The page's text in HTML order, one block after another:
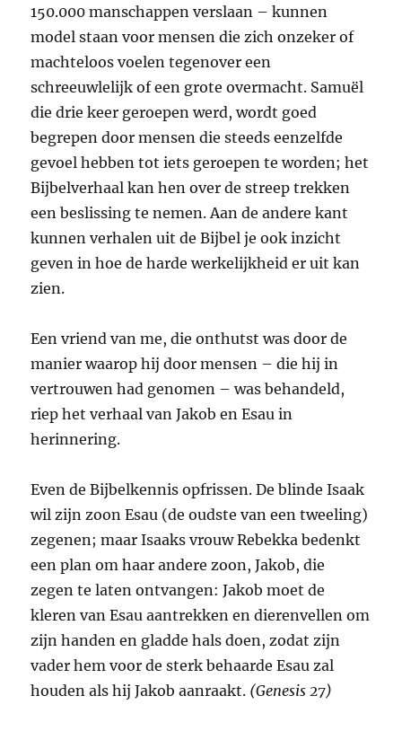
150.000 manschappen verslaan – kunnen
model staan voor mensen die zich onzeker of
machteloos voelen tegenover een
schreeuwlelijk of een grote overmacht. Samuël
die drie keer geroepen werd, wordt goed
begrepen door mensen die steeds eenzelfde
gevoel hebben tot iets geroepen te worden; het
Bijbelverhaal kan hen over de streep trekken
een beslissing te nemen. Aan de andere kant
kunnen verhalen uit de Bijbel je ook inzicht
geven in hoe de harde werkelijkheid er uit kan
zien.
Een vriend van me, die onthutst was door de
manier waarop hij door mensen – die hij in
vertrouwen had genomen – was behandeld,
riep het verhaal van Jakob en Esau in
herinnering.
Even de Bijbelkennis opfrissen. De blinde Isaak
wil zijn zoon Esau (de oudste van een tweeling)
zegenen; maar Isaaks vrouw Rebekka bedenkt
een plan om haar andere zoon, Jakob, die
zegen te laten ontvangen: Jakob moet de
kleren van Esau aantrekken en dierenvellen om
zijn handen en gladde hals doen, zodat zijn
vader hem voor de sterk behaarde Esau zal
houden als hij Jakob aanraakt. (Genesis 27)